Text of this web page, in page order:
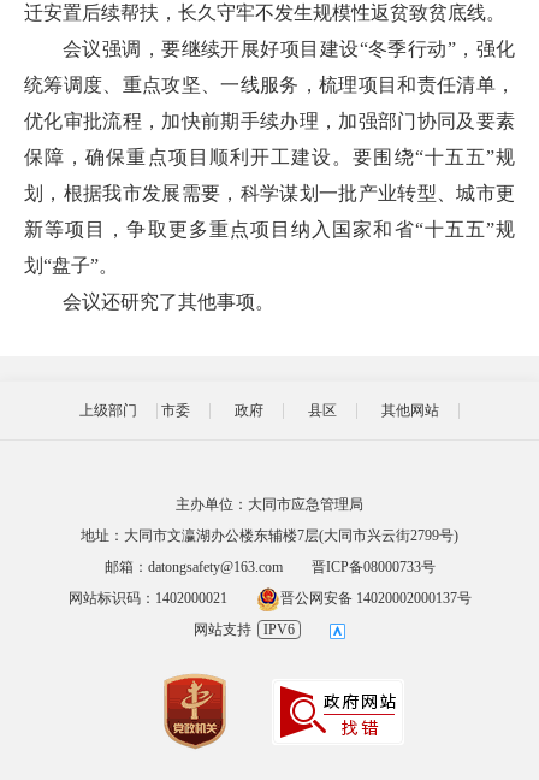
迁安置后续帮扶，长久守牢不发生规模性返贫致贫底线。
会议强调，要继续开展好项目建设“冬季行动”，强化
统筹调度、重点攻坚、一线服务，梳理项目和责任清单，
优化审批流程，加快前期手续办理，加强部门协同及要素
保障，确保重点项目顺利开工建设。要围绕“十五五”规
划，根据我市发展需要，科学谋划一批产业转型、城市更
新等项目，争取更多重点项目纳入国家和省“十五五”规
划“盘子”。
会议还研究了其他事项。
上级部门 市委 政府 县区 其他网站
主办单位：大同市应急管理局
地址：大同市文瀛湖办公楼东辅楼7层(大同市兴云街2799号)
邮箱：datongsafety@163.com
晋ICP备08000733号
网站标识码：1402000021
晋公网安备 14020002000137号
网站支持
IPV6